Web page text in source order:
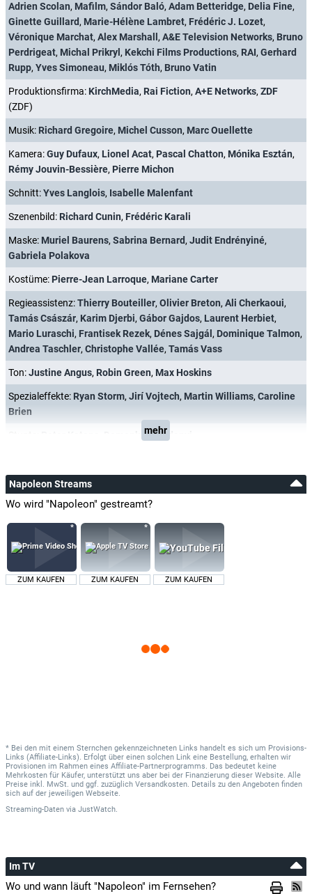
Adrien Scolan, Mafilm, Sándor Baló, Adam Betteridge, Delia Fine,
Ginette Guillard, Marie-Hélène Lambret, Frédéric J. Lozet,
Véronique Marchat, Alex Marshall , A&E Television Networks, Bruno
Perdrigeat, Michal Prikryl , Kekchi Films Productions, RAI, Gerhard
Rupp, Yves Simoneau, Miklós Tóth, Bruno Vatin
Produktionsfirma: KirchMedia, Rai Fiction, A+E Networks, ZDF
(ZDF)
Musik: Richard Gregoire, Michel Cusson, Marc Ouellette
Kamera:Guy Dufaux, Lionel Acat, Pascal Chatton, Mónika Esztán,
Rémy Jouvin-Bessière, Pierre Michon
Schnitt:Yves Langlois, Isabelle Malenfant
Szenenbild: Richard Cunin, Frédéric Karali
Maske: Muriel Baurens, Sabrina Bernard, Judit Endrényiné,
Gabriela Polakova
Kostüme: Pierre-Jean Larroque, Mariane Carter
Regieassistenz:Thierry Bouteiller, Olivier Breton, Ali Cherkaoui,
Tamás Császár, Karim Djerbi, Gábor Gajdos, Laurent Herbiet,
Mario Luraschi, Frantisek Rezek, Dénes Sajgál , Dominique Talmon,
Andrea Taschler, Christophe Vallée, Tamás Vass
Ton:Justine Angus, Robin Green, Max Hoskins
Spezialeffekte: Ryan Storm, Jirí Vojtech, Martin Williams, Caroline
Brien
Domonkos Pardanyi
mehr
Napoleon Streams
Wo wird "Napoleon" gestreamt?
ZUM KAUFEN ZUM KAUFEN ZUM KAUFEN
* Bei den mit einem Sternchen gekennzeichneten Links handelt es sich um Provisions-
Links (Affiliate-Links). Erfolgt über einen solchen Link eine Bestellung, erhalten wir
Provisionen im Rahmen eines Affiliate-Partnerprogramms. Das bedeutet keine
Mehrkosten für Käufer, unterstützt uns aber bei der Finanzierung dieser Website. Alle
Preise inkl. MwSt. und ggf. zuzüglich Versandkosten. Details zu den Angeboten finden
sich auf der jeweiligen Webseite.
Streaming-Daten via JustWatch.
Im TV
Wo und wann läuft "Napoleon" im Fernsehen?